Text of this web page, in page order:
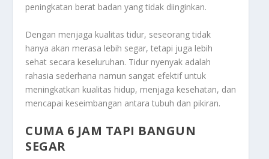
peningkatan berat badan yang tidak diinginkan.
Dengan menjaga kualitas tidur, seseorang tidak
hanya akan merasa lebih segar, tetapi juga lebih
sehat secara keseluruhan. Tidur nyenyak adalah
rahasia sederhana namun sangat efektif untuk
meningkatkan kualitas hidup, menjaga kesehatan, dan
mencapai keseimbangan antara tubuh dan pikiran.
CUMA 6 JAM TAPI BANGUN
SEGAR